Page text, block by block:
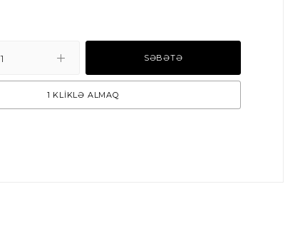
SƏBƏTƏ
1 KLİKLƏ ALMAQ